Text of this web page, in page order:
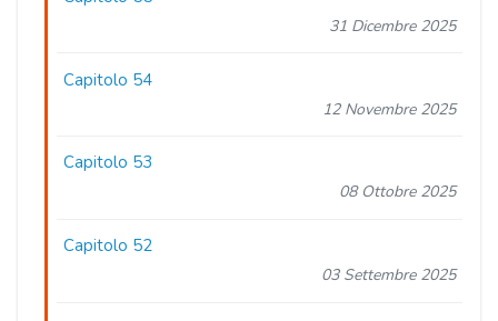
31 Dicembre 2025
Capitolo 54
12 Novembre 2025
Capitolo 53
08 Ottobre 2025
Capitolo 52
03 Settembre 2025